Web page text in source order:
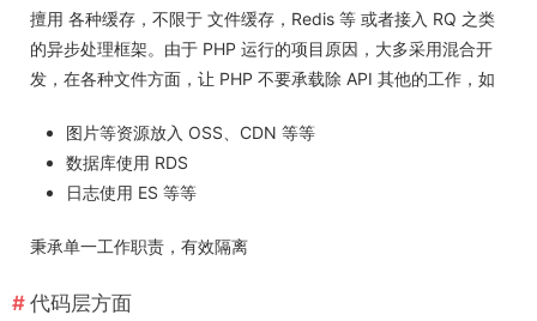
擅用 各种缓存，不限于 文件缓存，Redis 等 或者接入 RQ 之类
的异步处理框架。由于 PHP 运行的项目原因，大多采用混合开
发，在各种文件方面，让 PHP 不要承载除 API 其他的工作，如
图片等资源放入 OSS、CDN 等等
数据库使用 RDS
日志使用 ES 等等
秉承单一工作职责，有效隔离
代码层方面